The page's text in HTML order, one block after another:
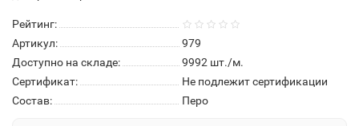
Рейтинг:
Артикул:
979
Доступно на складе:
9992 шт./м.
Сертификат:
Не подлежит сертификации
Состав:
Перо